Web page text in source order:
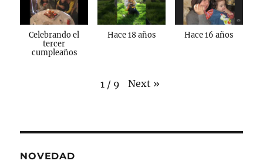
Celebrando el
tercer
cumpleaños
Hace 18 años Hace 16 años
1 / 9 Next »
NOVEDAD